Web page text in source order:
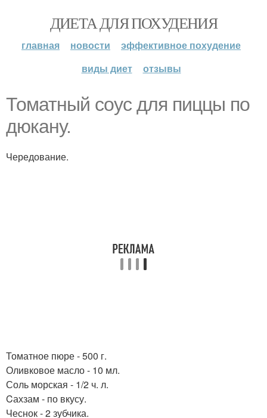
ДИЕТА ДЛЯ ПОХУДЕНИЯ
главная новости
эффективное похудение
виды диет
отзывы
Томатный соус для пиццы по
дюкану.
Чередование.
Томатное пюре - 500 г.
Оливковое масло - 10 мл.
Соль морская - 1/2 ч. л.
Cахзам - по вкусу.
Чеснок - 2 зубчика.